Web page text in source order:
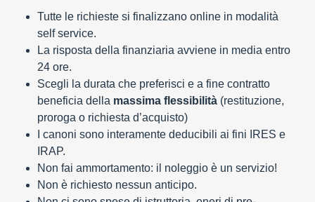
Tutte le richieste si finalizzano online in modalità
self service.
La risposta della finanziaria avviene in media entro
24 ore.
Scegli la durata che preferisci e a fine contratto
beneficia della massima flessibilità (restituzione,
proroga o richiesta d’acquisto)
I canoni sono interamente deducibili ai fini IRES e
IRAP.
Non fai ammortamento: il noleggio è un servizio!
Non è richiesto nessun anticipo.